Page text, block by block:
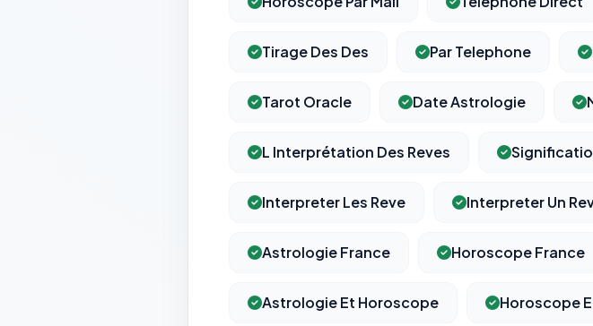
Tirage Des Des Par Telephone
Tarot Oracle Date Astrologie
L Interprétation Des Reves
Interpreter Les Reve Interpreter Un
Astrologie France Horoscope France
Astrologie Et Horoscope Horoscope